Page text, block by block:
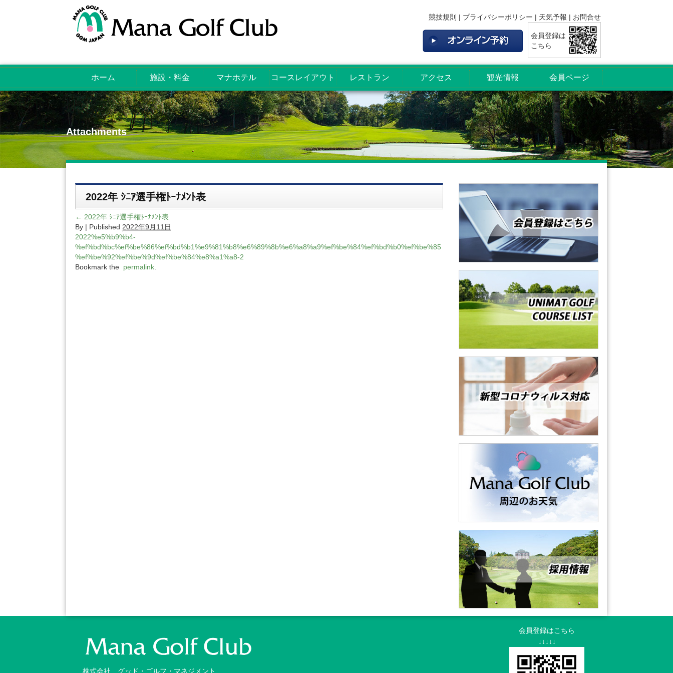
競技規則 | プライバシーポリシー | 天気予報 | お問合せ
会員登録は
こちら
ホーム 施設・料金 マナホテル コースレイアウト レストラン アクセス 観光情報 会員ページ
Attachments
2022年 ｼﾆｱ選手権ﾄｰﾅﾒﾝﾄ表
← 2022年 ｼﾆｱ選手権ﾄｰﾅﾒﾝﾄ表
By | Published 2022年9月11日
2022%e5%b9%b4-
%ef%bd%bc%ef%be%86%ef%bd%b1%e9%81%b8%e6%89%8b%e6%a8%a9%ef%be%84%ef%bd%b0%ef%be%85
%ef%be%92%ef%be%9d%ef%be%84%e8%a1%a8-2
Bookmark thepermalink.
株式会社 グッド・ゴルフ・マネジメント
会員登録はこちら
↓↓↓↓↓